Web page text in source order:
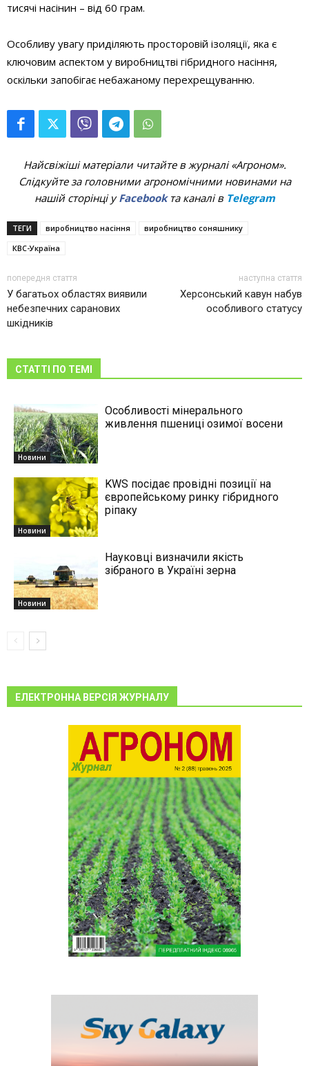
тисячі насінин – від 60 грам.
Особливу увагу приділяють просторовій ізоляції, яка є
ключовим аспектом у виробництві гібридного насіння,
оскільки запобігає небажаному перехрещуванню.
Найсвіжіші матеріали читайте в журналі «Агроном».
Слідкуйте за головними агрономічними новинами на
нашій сторінці уFacebookта каналі в Telegram
ТЕГИ виробництво насіння
виробництво соняшнику
КВС-Україна
попередня стаття
У багатьох областях виявили
небезпечних саранових
шкідників
наступна стаття
Херсонський кавун набув
особливого статусу
СТАТТІ ПО ТЕМІ
Новини
Особливості мінерального
живлення пшениці озимої восени
Новини
KWS посідає провідні позиції на
європейському ринку гібридного
ріпаку
Новини
Науковці визначили якість
зібраного в Україні зерна
ЕЛЕКТРОННА ВЕРСІЯ ЖУРНАЛУ